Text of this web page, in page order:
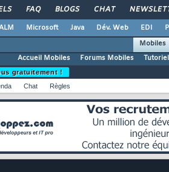
FAQ BLOGS CHAT
Microsoft Java Dév. Web EDI
Mobiles
Accueil Mobiles
Forums Mobiles
gratuitement !
Chat Règles